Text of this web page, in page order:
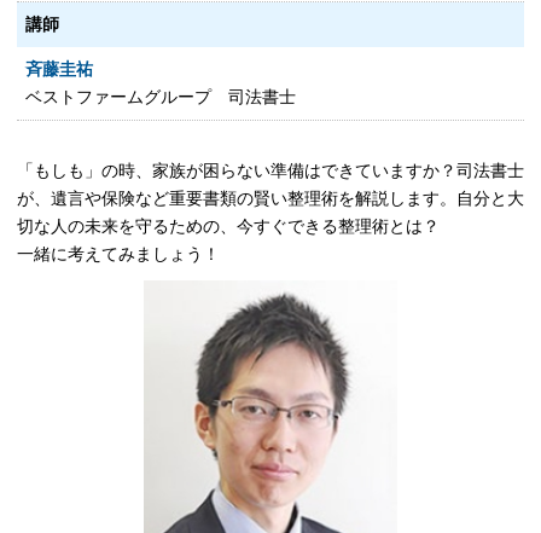
講師
斉藤圭祐
ベストファームグループ 司法書士
「もしも」の時、家族が困らない準備はできていますか？司法書士
が、遺言や保険など重要書類の賢い整理術を解説します。自分と大
切な人の未来を守るための、今すぐできる整理術とは？
一緒に考えてみましょう！